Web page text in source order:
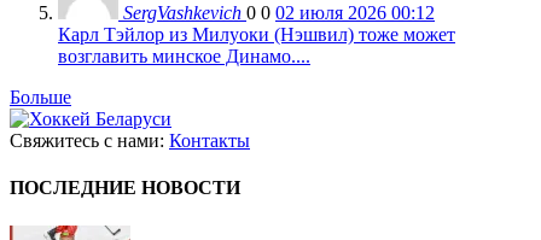
SergVashkevich 0 0 02 июля 2026 00:12
Карл Тэйлор из Милуоки (Нэшвил) тоже может
возглавить минское Динамо....
Больше
Свяжитесь с нами: Контакты
ПОСЛЕДНИЕ НОВОСТИ